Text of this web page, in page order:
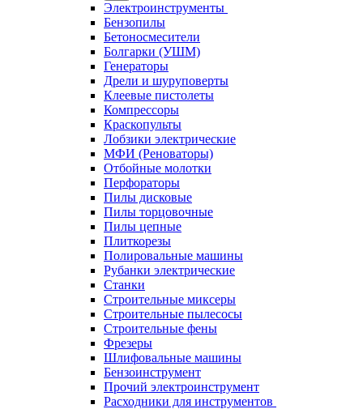
Электроинструменты
Бензопилы
Бетоносмесители
Болгарки (УШМ)
Генераторы
Дрели и шуруповерты
Клеевые пистолеты
Компрессоры
Краскопульты
Лобзики электрические
МФИ (Реноваторы)
Отбойные молотки
Перфораторы
Пилы дисковые
Пилы торцовочные
Пилы цепные
Плиткорезы
Полировальные машины
Рубанки электрические
Станки
Строительные миксеры
Строительные пылесосы
Строительные фены
Фрезеры
Шлифовальные машины
Бензоинструмент
Прочий электроинструмент
Расходники для инструментов